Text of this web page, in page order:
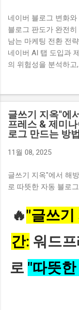
네이버 블로그 변화
블로그 판도가 완전
남는 마케팅 전환 전
네이버 AI 탭 도입과
의 위험성을 분석하
형 3. 끝까지 선택받
형 채널을 넘어 설득
마케팅 기술로서의 접
나 조회수가 예전만
의 정성이 부족해서가
보를 소비하는 커다란
릴스, 클립을 먼저
개별 블로그를 클릭
창 내에서 즉시 확인
제로 클릭(Zero-
을 올려두기만 하면
나가고, 사용자가 굳
이유 를 제시하지 못
글쓰기 지옥"에
프레스 & 제미
로그 만드는 방법
11월 08, 2025
글쓰기 지옥"에서 해
로 따뜻한 자동 블로
🔥"글쓰기
간: 워드
로 "따뜻